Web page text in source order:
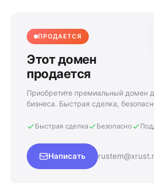
ПРОДАЕТСЯ
Этот домен
продается
Приобретите премиальный домен
бизнеса. Быстрая сделка,
Быстрая сделка Безопасно
Написать